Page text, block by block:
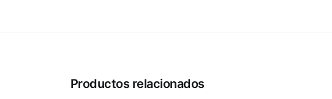
Productos relacionados